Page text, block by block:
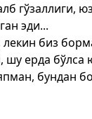
гўзаллиги, юз
эди...
биз
ерда бўлса
бундан